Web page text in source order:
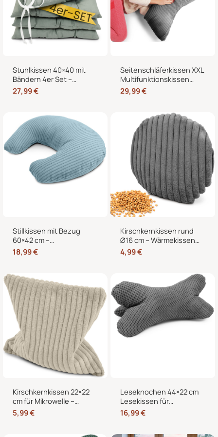
Stuhlkissen 40×40 mit
Bändern 4er Set –
Sitzkissen für Indoor &
Outdoor
27,99€
Seitenschläferkissen XXL
Multifunktionskissen
Stillkissen – Lesekissen
für Bett und Sofa, weich
29,99€
Stillkissen mit Bezug
60×42 cm –
Schwangerschaftskissen
& Seitenschläferkissen
waschbarem Bezug und
weicher Füllung
18,99€
Kirschkernkissen rund
Ø16 cm – Wärmekissen
und Kältekissen mit 100
% Kirschkernen für
4,99€
Kirschkernkissen 22×22
cm für Mikrowelle –
Körnerkissen als
Wärmekissen und
5,99€
Leseknochen 44×22 cm
Lesekissen für
Erwachsene –
Nackenkissen in
16,99€